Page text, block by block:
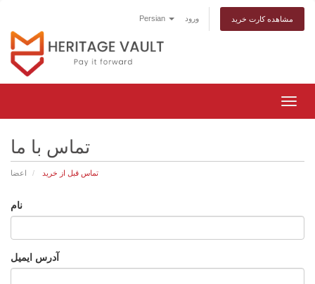
Persian ورود مشاهده کارت خرید
تغییر
تماس با ما
اعضا تماس قبل از خرید
نام
آدرس ایمیل